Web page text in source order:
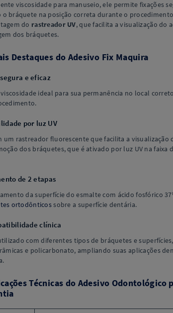
viscosidade para manuseio, ele permite fixações
o bráquete na posição correta durante o
do rastreador UV, que facilita a visualização do
dos bráquetes.
Destaques do Adesivo Fix Maquira
e eficaz
viscosidade ideal para sua permanência no local
por luz UV
um rastreador fluorescente que facilita a visualização
dos bráquetes, que é ativado por luz UV na faixa
de 2 etapas
da superfície do esmalte com ácido fosfórico
ortodônticossobre a superfície dentária.
clínica
com diferentes tipos de bráquetes e
e policarbonato, ampliando suas aplicações
Técnicas do Adesivo Odontológico